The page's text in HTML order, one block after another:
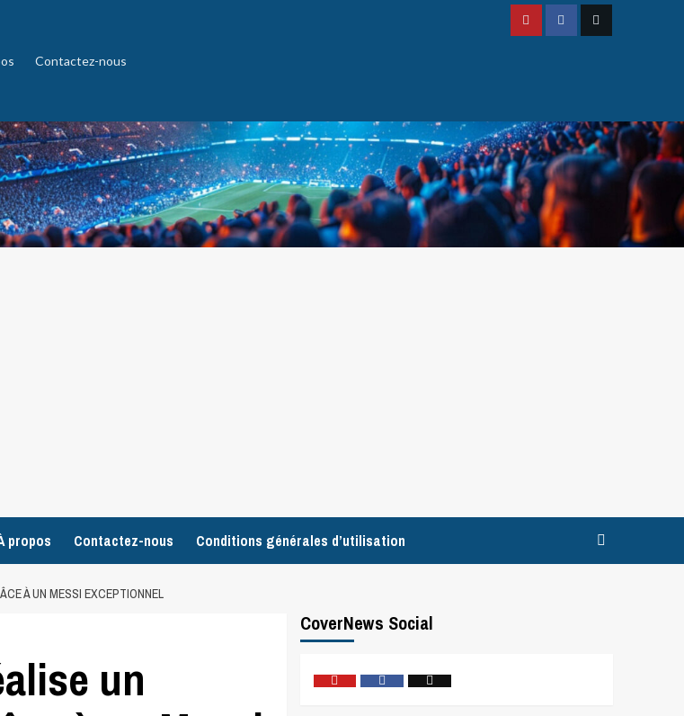
Contactez-nous
propos Contactez-nous Conditions générales d’utilisation
À UN MESSI EXCEPTIONNEL
un
CoverNews Social